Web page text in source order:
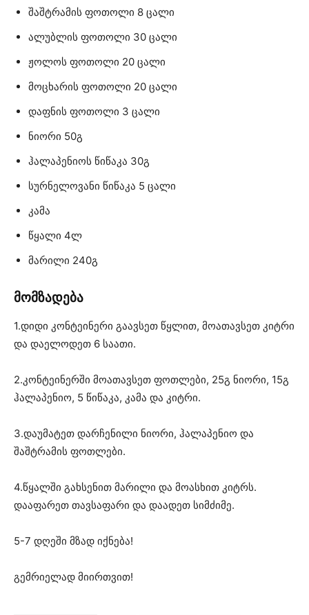
შაშტრამის ფოთოლი 8 ცალი
ალუბლის ფოთოლი 30 ცალი
ჟოლოს ფოთოლი 20 ცალი
მოცხარის ფოთოლი 20 ცალი
დაფნის ფოთოლი 3 ცალი
ნიორი 50გ
ჰალაპენიოს წიწაკა 30გ
სურნელოვანი წიწაკა 5 ცალი
კამა
წყალი 4ლ
მარილი 240გ
მომზადება
1.დიდი კონტეინერი გაავსეთ წყლით, მოათავსეთ კიტრი
და დაელოდეთ 6 საათი.
2.კონტეინერში მოათავსეთ ფოთლები, 25გ ნიორი, 15გ
ჰალაპენიო, 5 წიწაკა, კამა და კიტრი.
3.დაუმატეთ დარჩენილი ნიორი, ჰალაპენიო და
შაშტრამის ფოთლები.
4.წყალში გახსენით მარილი და მოასხით კიტრს.
დააფარეთ თავსაფარი და დაადეთ სიმძიმე.
5-7 დღეში მზად იქნება!
გემრიელად მიირთვით!